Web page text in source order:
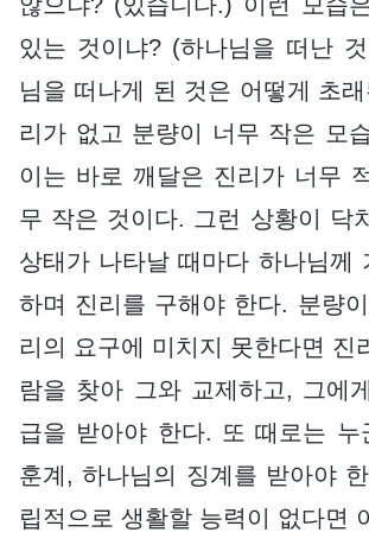
있는 것이냐? (하나님을 떠난
님을 떠나게 된 것은 어떻게 초
리가 없고 분량이 너무 작은 모
이는 바로 깨달은 진리가 너무
무 작은 것이다. 그런 상황이 닥
상태가 나타날 때마다 하나님께
하며 진리를 구해야 한다. 분량
리의 요구에 미치지 못한다면 진
람을 찾아 그와 교제하고, 그에
급을 받아야 한다. 또 때로는 누
훈계, 하나님의 징계를 받아야
립적으로 생활할 능력이 없다면